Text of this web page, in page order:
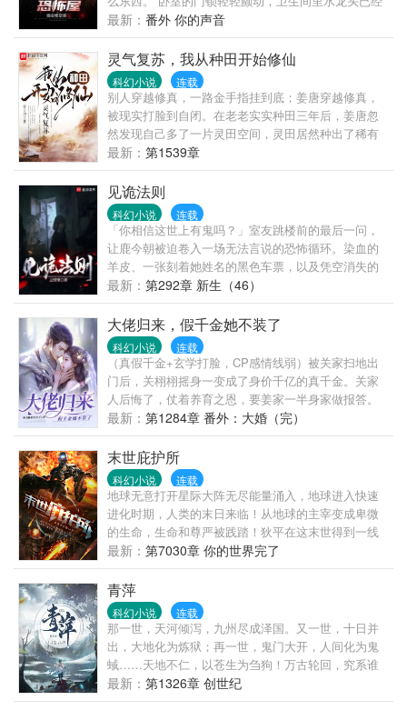
拧紧，却还是滴答滴答个不停。 床底下隐隐约约，似
乎有个皮球滚来滚去。 一个个沾染水渍的脚印不断在
地板上浮现，正慢慢逼近。 凌晨三点，陈歌握着菜刀
躲在暖气片旁边，手里的电话刚刚拨通。 “房东！这就
是你说的晚上有点热闹？！”
最新： 番外 你的声音
灵气复苏，我从种田开始修仙
科幻小说 连载
别人穿越修真，一路金手指挂到底；姜唐穿越修真，
被现实打脸到自闭。在老老实实种田三年后，姜唐忽
然发现自己多了一片灵田空间，灵田居然种出了稀有
的灵草灵药，武功秘籍，甚至还有上古消失的宝贝！
于是姜唐也有了自己的金手指。多年以后，一不小心
把自己种成了全能高手的姜唐飞升了，泪奔感言道
——“穿越诚不欺我，金手指自来也。”
最新： 第1539章
见诡法则
科幻小说 连载
「你相信这世上有鬼吗？」室友跳楼前的最后一问，
让鹿今朝被迫卷入一场无法言说的恐怖循环。染血的
羊皮、一张刻着她姓名的黑色车票，以及凭空消失的
活人——云城火车站的504号储物柜，成了她通往死亡
的入口。当诡异的列车停在鹿今朝的面前，她的选择
只有一个。「不上车，死路一条。」握在手中的羊皮
给予她警告。为了活命，鹿今朝踏上了这辆开往地狱
的列车，迈入生与死的边缘。
最新： 第292章 新生（46）
大佬归来，假千金她不装了
科幻小说 连载
（真假千金+玄学打脸，CP感情线弱）被关家扫地出
门后，关栩栩摇身一变成了身价千亿的真千金。关家
人后悔了，仗着养育之恩，要姜家一半身家做报答。
关栩栩冷笑一声，一道真言符，直接揭穿关家人的丑
恶嘴脸。渣男想回头纠缠，关栩栩抬手就让他夜夜
见“祖宗”。堂兄堂妹看不上她，觉得她丢人。结果，宋
家当家找上了门，“只要姜大师愿意出手救我女儿，条
件随便提！”一向和姜家有旧怨的徐家舔着脸登门，“过
去都是小弟不懂事，只要姜大师肯帮忙，以后姜总是
我哥！”后来，连一向怼天怼地的堂弟也成了她的跟屁
虫，“这是我唯一的姐！谁敢骂她，我骂他全家！”回过
神的姜家人才知道，他们以为的小可怜居然是个真玄
门大佬。驱邪，画符，救人，还要追金大腿。关栩栩
表示，“我好忙。”褚·金大腿·北鹤主动分担压力：“不用
追，已经是你的了。”
最新： 第1284章 番外：大婚（完）
末世庇护所
科幻小说 连载
地球无意打开星际大阵无尽能量涌入，地球进入快速
进化时期，人类的末日来临！从地球的主宰变成卑微
的生命，生命和尊严被践踏！狄平在这末世得到一线
生机，开启末世传承，由此开始无数传奇……
最新： 第7030章 你的世界完了
青萍
科幻小说 连载
那一世，天河倾泻，九州尽成泽国。又一世，十日并
出，大地化为炼狱；再一世，鬼门大开，人间化为鬼
蜮……天地不仁，以苍生为刍狗！万古轮回，究系谁
人主宰？这一世，一介少年，一人一剑，风生于此，
起于青萍。
最新： 第1326章 创世纪